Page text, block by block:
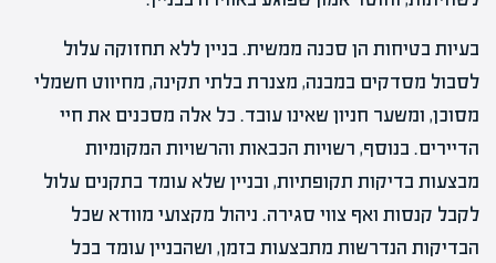
בעיות בטיחות הן סכנה ממשית. בניין ללא תחזוקה עלול
לסבול מסדקים במבנה, מצנרת בלתי תקינה, מחיווט חשמלי
מסוכן, ומשער חניון שאינו עובד. כל אלה מסכנים את חיי
הדיירים. בנוסף, רשויות הכבאות והרשויות המקומיות
מבצעות בדיקות תקופתיות, ובניין שלא עומד בתקנים עלול
לקבל קנסות ואף צווי סגירה. ניהול מקצועי מוודא שכל
הבדיקות הנדרשות מתבצעות בזמן, ושהבניין עומד בכל